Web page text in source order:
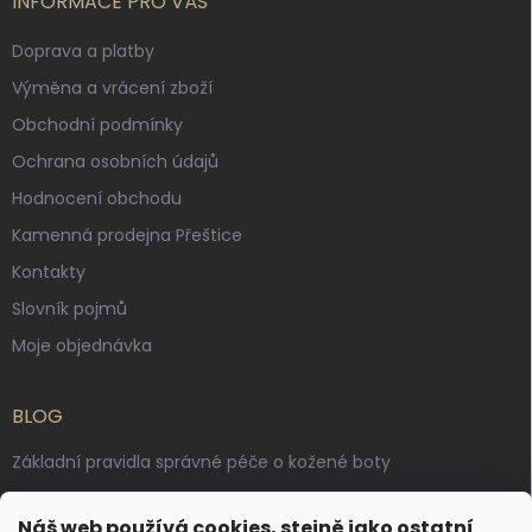
Doprava a platby
Výměna a vrácení zboží
Obchodní podmínky
Ochrana osobních údajů
Hodnocení obchodu
Kamenná prodejna Přeštice
Kontakty
Slovník pojmů
Moje objednávka
BLOG
Základní pravidla správné péče o kožené boty